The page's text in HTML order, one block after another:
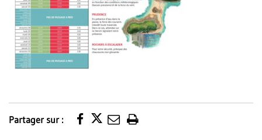
Partager sur :
Imprimer